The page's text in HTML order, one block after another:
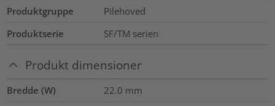
Produktgruppe
Pilehoved
Produktserie
SF/TM serien
Produkt dimensioner
Bredde (W) 22.0 mm